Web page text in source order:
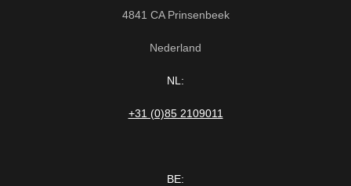
4841 CA Prinsenbeek
Nederland
NL:
+31 (0)85 2109011
BE: